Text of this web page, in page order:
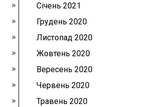
Січень 2021
Грудень 2020
Листопад 2020
Жовтень 2020
Вересень 2020
Червень 2020
Травень 2020